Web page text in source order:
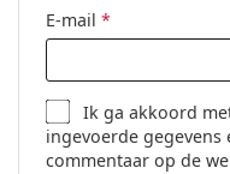
E-mail *
Ik ga akkoord
ingevoerde
commentaar op de